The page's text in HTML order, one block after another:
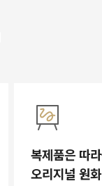
복제품은 따
오리지널 원